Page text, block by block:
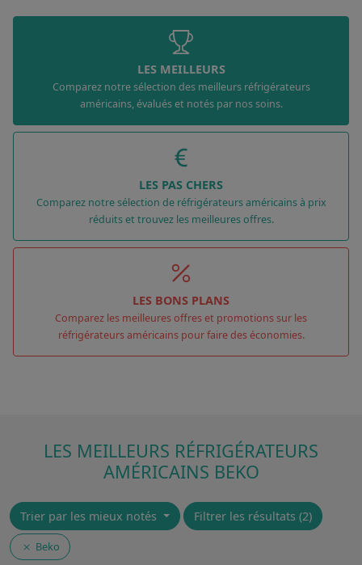
LES MEILLEURS
Comparez notre sélection des meilleurs réfrigérateurs
américains, évalués et notés par nos soins.
LES PAS CHERS
Comparez notre sélection de réfrigérateurs américains à prix
réduits et trouvez les meilleures offres.
LES BONS PLANS
Comparez les meilleures offres et promotions sur les
réfrigérateurs américains pour faire des économies.
LES MEILLEURS RÉFRIGÉRATEURS
AMÉRICAINS BEKO
Trier par les mieux notés Filtrer les résultats (2)
Beko